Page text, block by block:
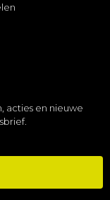
acties en nieuwe